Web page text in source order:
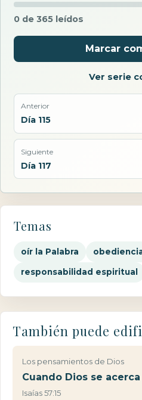
0 de 365 leídos
Marcar
Ver serie
Anterior
Día 115
Siguiente
Día 117
Temas
oír la Palabra
responsabilidad espiritual
También puede
Los pensamientos de Dios
Cuando Dios se
Isaías 57:15